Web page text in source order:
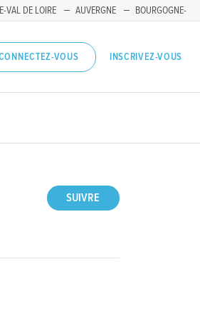
VAL DE LOIRE AUVERGNE
BOURGOGNE-
VOUS INSCRIVEZ-VOUS
SUIVRE